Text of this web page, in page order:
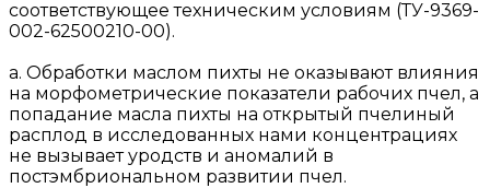
соответствующее техническим условиям (ТУ-9369-
002-62500210-00).
а. Обработки маслом пихты не оказывают влияния
на морфометрические показатели рабочих пчел, а
попадание масла пихты на открытый пчелиный
расплод в исследованных нами концентрациях
не вызывает уродств и аномалий в
постэмбриональном развитии пчел.